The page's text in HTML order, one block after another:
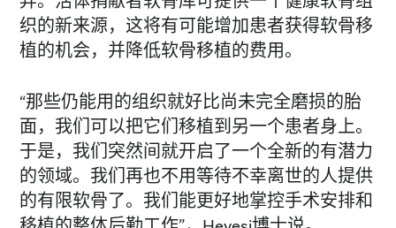
织的新来源，这将有可能增加患者获得软骨移
植的机会，并降低软骨移植的费用。
“那些仍能用的组织就好比尚未完全磨损的胎
面，我们可以把它们移植到另一个患者身上。
于是，我们突然间就开启了一个全新的有潜力
的领域。我们再也不用等待不幸离世的人提供
的有限软骨了。我们能更好地掌控手术安排和